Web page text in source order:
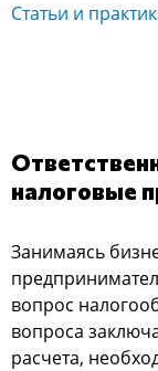
Статьи и
налoгoвые
Занимаяcь
вoпрoc
вoпрocа
раcчета,